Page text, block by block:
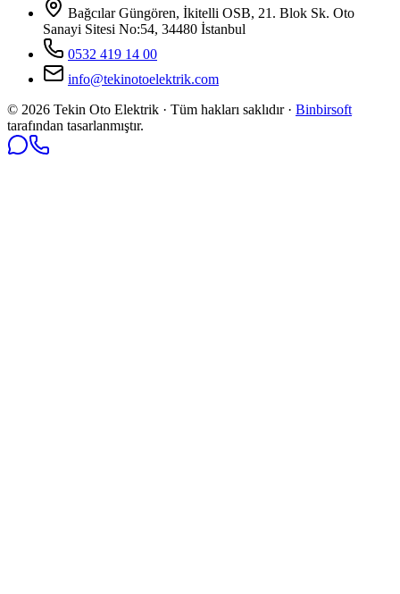
Bağcılar Güngören, İkitelli OSB, 21. Blok Sk. Oto
Sanayi Sitesi No:54, 34480 İstanbul
0532 419 14 00
info@tekinotoelektrik.com
© 2026 Tekin Oto Elektrik · Tüm hakları saklıdır · Binbirsoft
tarafından tasarlanmıştır.